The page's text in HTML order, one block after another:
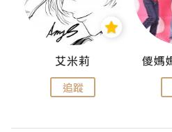
艾米莉
追蹤